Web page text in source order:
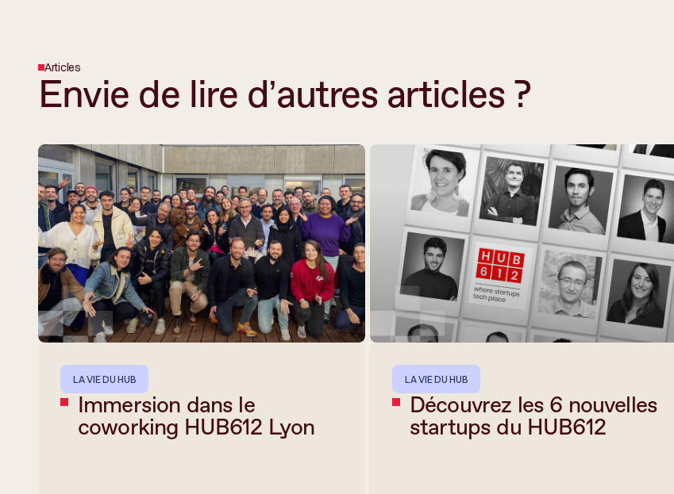
Articles
Envie de lire d’autres articles ?
LA VIE DU HUB
Immersion dans le
coworking HUB612 Lyon
LA VIE DU HUB
Découvrez les 6 nouvelles
startups du HUB612